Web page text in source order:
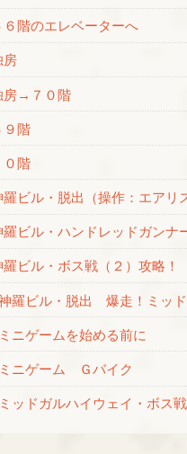
６階のエレベーターへ
房
房→７０階
９階
０階
羅ビル・脱出（操作：エアリ
羅ビル・ハンドレッドガンナ
羅ビル・ボス戦（２）攻略！
羅ビル・脱出 爆走！ミッド
ニゲームを始める前に
ニゲーム Ｇバイク
ッドガルハイウェイ・ボス戦